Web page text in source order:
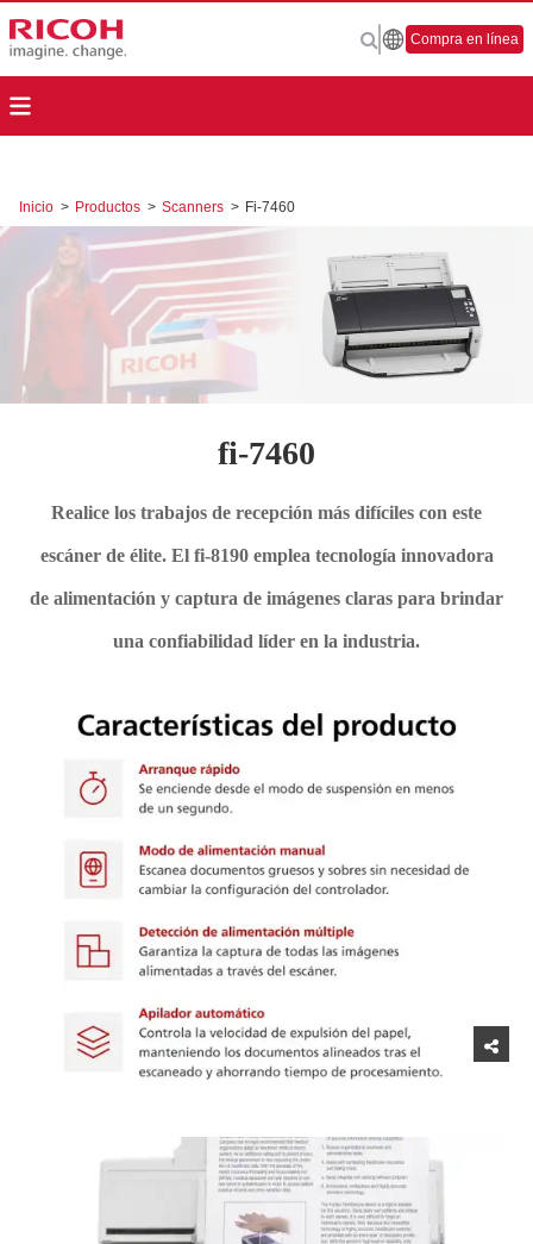
Compra en línea
Inicio > Productos > Scanners > Fi-7460
fi-7460
Realice los trabajos de recepción más difíciles con este
escáner de élite. El fi-8190 emplea tecnología innovadora
de alimentación y captura de imágenes claras para brindar
una confiabilidad líder en la industria.